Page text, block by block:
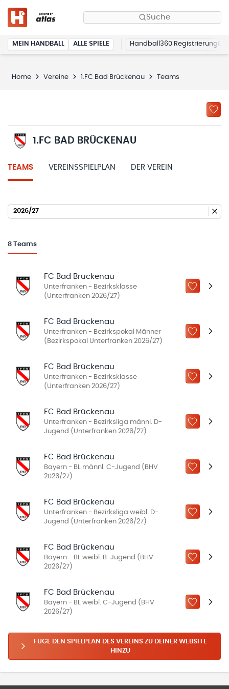
Suche
MEIN HANDBALL ALLE SPIELE Handball360 Registrierung
Home Vereine 1.FC Bad Brückenau Teams
1.FC BAD BRÜCKENAU
TEAMS VEREINSSPIELPLAN DER VEREIN
2026/27
8 Teams
FC Bad Brückenau
Unterfranken - Bezirksklasse
(Unterfranken 2026/27)
ZU „MEINE
FC Bad Brückenau
Unterfranken - Bezirkspokal Männer
(Bezirkspokal Unterfranken 2026/27)
ZU „MEINE
FC Bad Brückenau
Unterfranken - Bezirksklasse
(Unterfranken 2026/27)
ZU „MEINE
FC Bad Brückenau
Unterfranken - Bezirksliga männl. D-
Jugend (Unterfranken 2026/27)
ZU „MEINE
FC Bad Brückenau
Bayern - BL männl. C-Jugend (BHV
2026/27)
ZU „MEINE
FC Bad Brückenau
Unterfranken - Bezirksliga weibl. D-
Jugend (Unterfranken 2026/27)
ZU „MEINE
FC Bad Brückenau
Bayern - BL weibl. B-Jugend (BHV
2026/27)
ZU „MEINE
FC Bad Brückenau
Bayern - BL weibl. C-Jugend (BHV
2026/27)
ZU „MEINE
FÜGE DEN SPIELPLAN DES VEREINS ZU DEINER WEBSITE
HINZU